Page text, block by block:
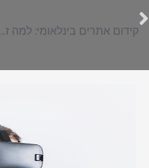
הקודם
קידום אתרים בינלאומי: למה זה חשוב לעסק שלכם?